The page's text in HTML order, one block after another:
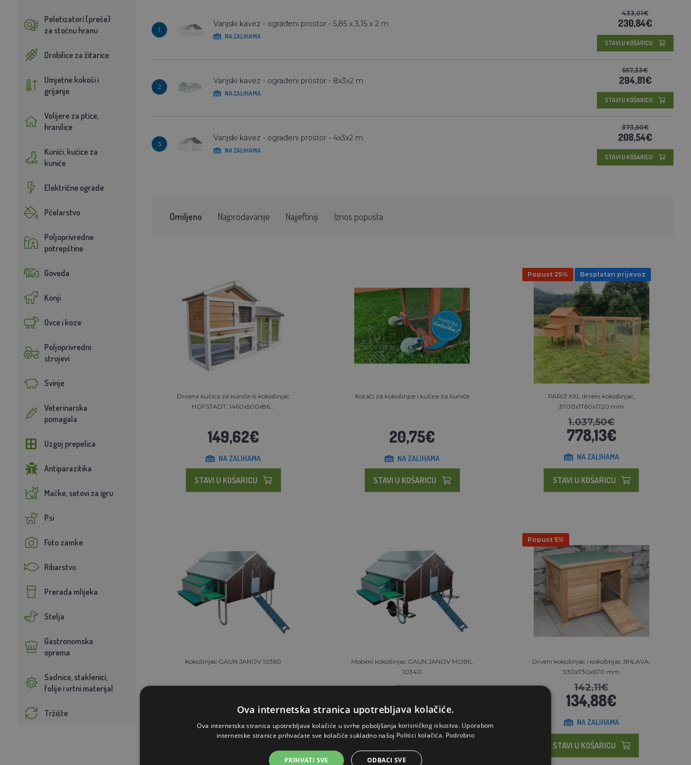
Peletizatori (preše)
za stočnu hranu
Drobilice za žitarice
Umjetne kokoši i
grijanje
Volijere za ptice,
hranilice
Kunići, kućice za
kuniće
Električne ograde
Pčelarstvo
Poljoprivredne
potrepštine
Goveda
Konji
Ovce i koze
Poljoprivredni
strojevi
Svinje
Veterinarska
pomagala
Uzgoj prepelica
Antiparazitika
Mačke, setovi za igru
Psi
Foto zamke
Ribarstvo
Prerada mlijeka
Stelja
Gastronomska
oprema
Sadnice, staklenici,
folije i vrtni materijal
Tržište
1
Vanjski kavez - ograđeni prostor - 5,85 x 3,15 x 2 m
NA ZALIHAMA
433,01€
230,84€
STAVI U KOŠARICU
2
Vanjski kavez - ograđeni prostor - 8x3x2 m
NA ZALIHAMA
557,33€
294,81€
STAVI U KOŠARICU
3
Vanjski kavez - ograđeni prostor - 4x3x2 m
NA ZALIHAMA
373,50€
208,54€
STAVI U KOŠARICU
Omiljeno Najprodavanije Najjeftiniji Iznos popusta
Drvena kućica za kuniće ili kokošinjac
HOFSTADT, 1460x500x86...
149,62€
NA ZALIHAMA
STAVI U KOŠARICU
Kotači za kokošinjce i kućice za kuniće
20,75€
NA ZALIHAMA
STAVI U KOŠARICU
Popust 25% Besplatan prijevoz
PARIZ XXL drveni kokošinjac,
3700x1760x1720 mm
1.037,50€
778,13€
NA ZALIHAMA
STAVI U KOŠARICU
Kokošinjac GAUN JANOV 10360
1.296,88€
NA ZALIHAMA
Mobilni kokošinjac GAUN JANOV MOBIL
10340
1.582,19€
NA ZALIHAMA
Popust 5%
Drveni kokošinjac i kokošinjac JIHLAVA,
930x730x670 mm
142,11€
134,88€
NA ZALIHAMA
STAVI U KOŠARICU
Ova internetska stranica upotrebljava kolačiće.
Ova internetska stranica upotrebljava kolačiće u svrhe poboljšanja korisničkog iskustva. Uporabom
internetske stranice prihvaćate sve kolačiće sukladno našoj Politici kolačića. Podrobno
PRIHVATI SVE ODBACI SVE